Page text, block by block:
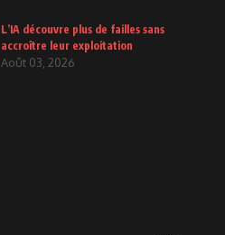
L’IA découvre plus de failles sans
accroître leur exploitation
Août 03, 2026